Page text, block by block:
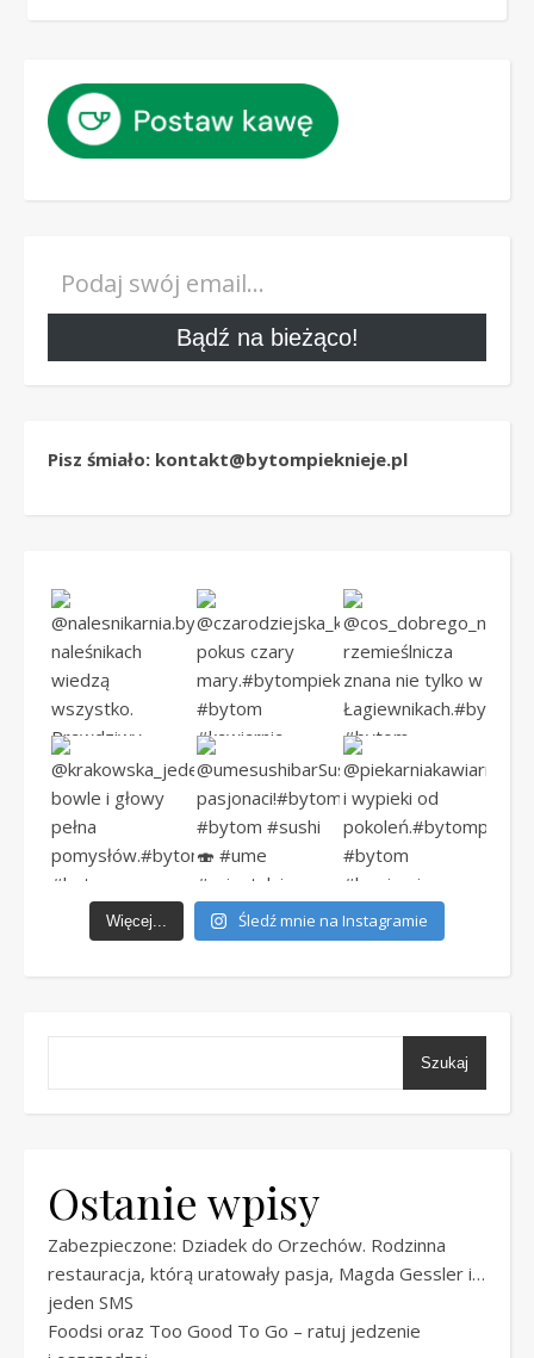
Bądź na bieżąco!
Pisz śmiało: kontakt@bytompieknieje.pl
Więcej... Śledź mnie na Instagramie
Szukaj
Ostanie wpisy
Zabezpieczone: Dziadek do Orzechów. Rodzinna
restauracja, którą uratowały pasja, Magda Gessler i…
jeden SMS
Foodsi oraz Too Good To Go – ratuj jedzenie